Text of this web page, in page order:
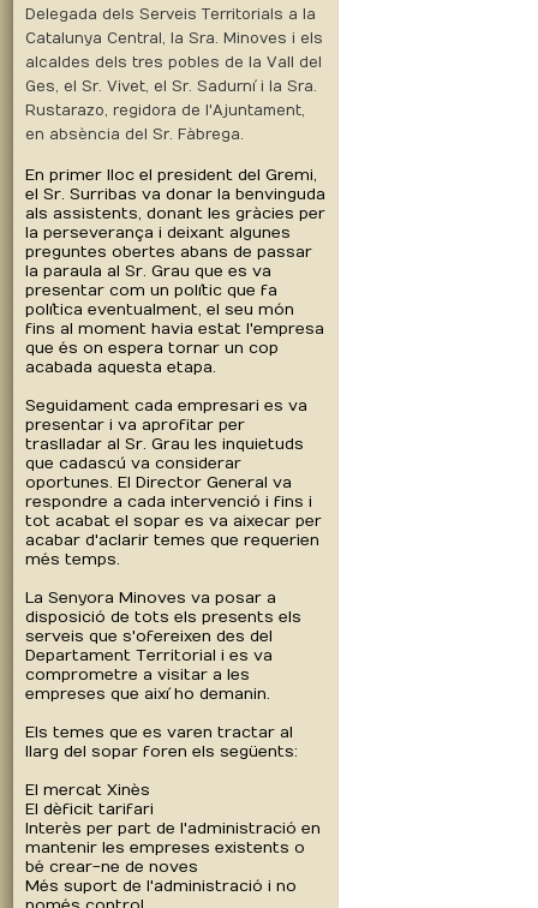
Delegada dels Serveis Territorials a la
Catalunya Central, la Sra. Minoves i els
alcaldes dels tres pobles de la Vall del
Ges, el Sr. Vivet, el Sr. Sadurní i la Sra.
Rustarazo, regidora de l'Ajuntament,
en absència del Sr. Fàbrega.
En primer lloc el president del Gremi,
el Sr. Surribas va donar la benvinguda
als assistents, donant les gràcies per
la perseverança i deixant algunes
preguntes obertes abans de passar
la paraula al Sr. Grau que es va
presentar com un polític que fa
política eventualment, el seu món
fins al moment havia estat l'empresa
que és on espera tornar un cop
acabada aquesta etapa.
Seguidament cada empresari es va
presentar i va aprofitar per
traslladar al Sr. Grau les inquietuds
que cadascú va considerar
oportunes. El Director General va
respondre a cada intervenció i fins i
tot acabat el sopar es va aixecar per
acabar d'aclarir temes que requerien
més temps.
La Senyora Minoves va posar a
disposició de tots els presents els
serveis que s'ofereixen des del
Departament Territorial i es va
comprometre a visitar a les
empreses que així ho demanin.
Els temes que es varen tractar al
llarg del sopar foren els següents:
El mercat Xinès
El dèficit tarifari
Interès per part de l'administració en
mantenir les empreses existents o
bé crear-ne de noves
Més suport de l'administració i no